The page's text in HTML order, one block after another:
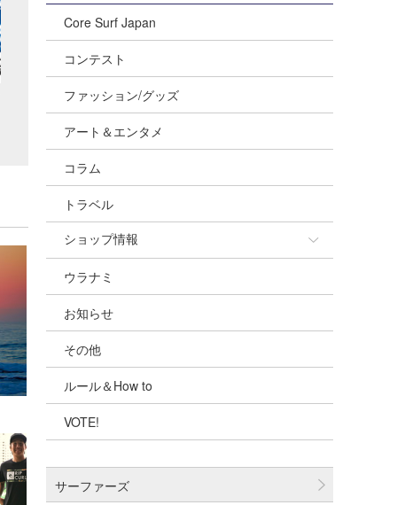
Core Surf Japan
コンテスト
ファッション/グッズ
アート＆エンタメ
コラム
トラベル
ショップ情報
ショップ情報
湘南
千葉北
伊豆
千葉南
四国
ウラナミ
お知らせ
その他
ルール＆How to
VOTE!
サーファーズ